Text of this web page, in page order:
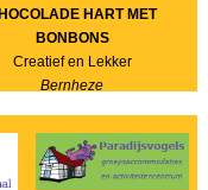
HART MET
BONBONS
Creatief en Lekker
Bernheze